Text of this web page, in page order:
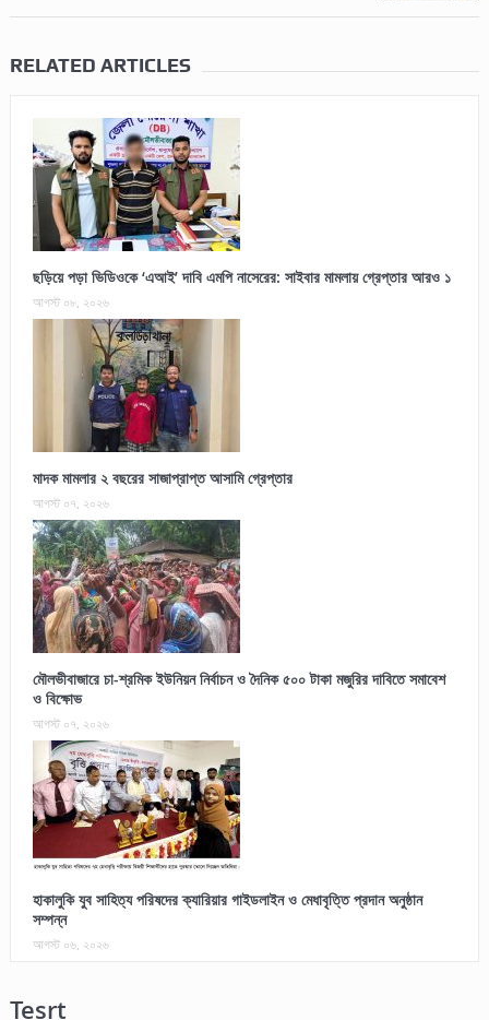
RELATED ARTICLES
ছড়িয়ে পড়া ভিডিওকে ‘এআই’ দাবি এমপি নাসেরের: সাইবার মামলায় গ্রেপ্তার আরও ১
আগস্ট ০৮, ২০২৬
মাদক মামলার ২ বছরের সাজাপ্রাপ্ত আসামি গ্রেপ্তার
আগস্ট ০৭, ২০২৬
মৌলভীবাজারে চা-শ্রমিক ইউনিয়ন নির্বাচন ও দৈনিক ৫০০ টাকা মজুরির দাবিতে সমাবেশ
ও বিক্ষোভ
আগস্ট ০৭, ২০২৬
হাকালুকি যুব সাহিত্য পরিষদের ক্যারিয়ার গাইডলাইন ও মেধাবৃত্তি প্রদান অনুষ্ঠান
সম্পন্ন
আগস্ট ০৬, ২০২৬
Tesrt